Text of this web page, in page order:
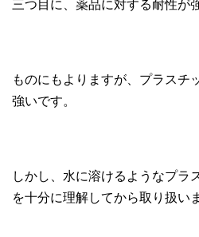
三つ目に、薬品に対する耐性が
ものにもよりますが、プラスチ
強いです。
しかし、水に溶けるようなプラ
を十分に理解してから取り扱い